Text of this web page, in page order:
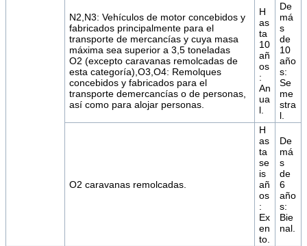
N2,N3: Vehículos de motor concebidos y
fabricados principalmente para el
transporte de mercancías y cuya masa
máxima sea superior a 3,5 toneladas
O2 (excepto caravanas remolcadas de
esta categoría),O3,O4: Remolques
concebidos y fabricados para el
transporte demercancías o de personas,
así como para alojar personas.
H
as
ta
10
añ
os
:
An
ua
l.
De
má
s
de
10
año
s:
Se
me
stra
l.
O2 caravanas remolcadas.
H
as
ta
se
is
añ
os
:
Ex
en
to.
De
má
s
de
6
año
s:
Bie
nal.